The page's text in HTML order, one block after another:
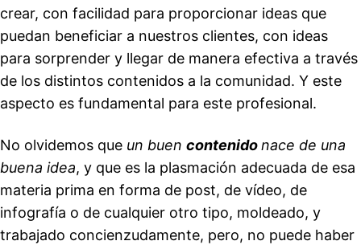
crear, con facilidad para proporcionar ideas que
puedan beneficiar a nuestros clientes, con ideas
para sorprender y llegar de manera efectiva a través
de los distintos contenidos a la comunidad. Y este
aspecto es fundamental para este profesional.
No olvidemos que un buen contenidonace de una
buena idea, y que es la plasmación adecuada de esa
materia prima en forma de post, de vídeo, de
infografía o de cualquier otro tipo, moldeado, y
trabajado concienzudamente, pero, no puede haber